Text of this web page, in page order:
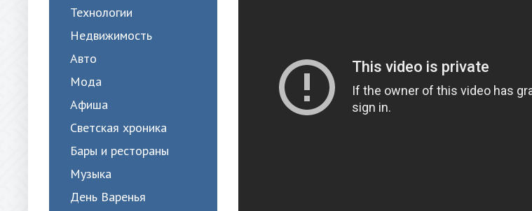
Технологии
Недвижимость
Авто
Мода
Афиша
Светская хроника
Бары и рестораны
Музыка
День Варенья